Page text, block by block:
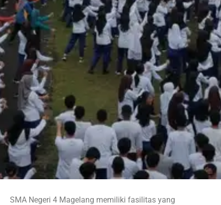
SMA Negeri 4 Magelang memiliki fasilitas yang